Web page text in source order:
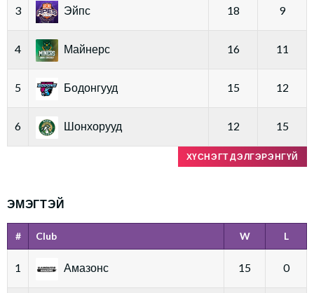
3 Эйпс 18 9
4 Майнерс 16 11
5 Бодонгууд 15 12
6 Шонхорууд 12 15
ХҮСНЭГТ ДЭЛГЭРЭНГҮЙ
ЭМЭГТЭЙ
# Club W L
1 Амазонс 15 0